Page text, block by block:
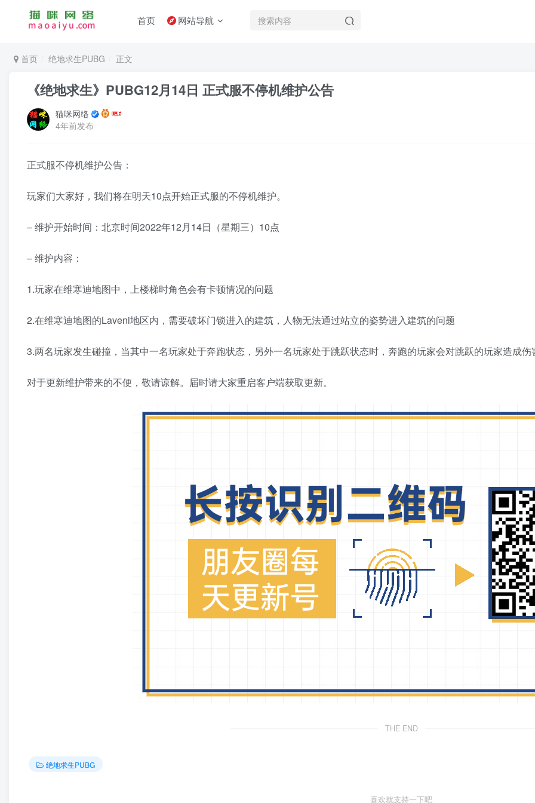
首页 网站导航
首页 绝地求生PUBG 正文
《绝地求生》PUBG12月14日 正式服不停机维护公告
猫咪网络
4年前发布
正式服不停机维护公告：
玩家们大家好，我们将在明天10点开始正式服的不停机维护。
– 维护开始时间：北京时间2022年12月14日（星期三）10点
– 维护内容：
1.玩家在维寒迪地图中，上楼梯时角色会有卡顿情况的问题
2.在维寒迪地图的Laveni地区内，需要破坏门锁进入的建筑，人物无法通过站立的姿势进入建筑的问题
3.两名玩家发生碰撞，当其中一名玩家处于奔跑状态，另外一名玩家处于跳跃状态时，奔跑的玩家会对跳跃的玩家造成伤
对于更新维护带来的不便，敬请谅解。届时请大家重启客户端获取更新。
THE END
绝地求生PUBG
喜欢就支持一下吧